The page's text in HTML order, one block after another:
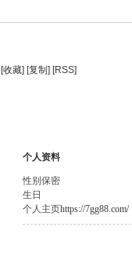
[收藏] [复制] [RSS]
个人资料
性别 保密
生日
个人主页https://7gg88.com/